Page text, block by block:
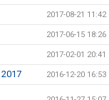
2017-08-21 11:42
2017-06-15 18:26
2017-02-01 20:41
2016-12-20 16:53